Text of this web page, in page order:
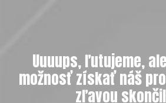
Uuuups, ľutujeme,
možnosť získať náš
zľavou